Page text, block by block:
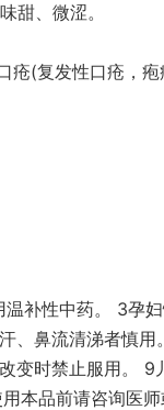
甜、微涩。
(复发性口疮，疱
补性中药。 3孕
、鼻流清涕者慎
变时禁止服用。
本品前请咨询医师